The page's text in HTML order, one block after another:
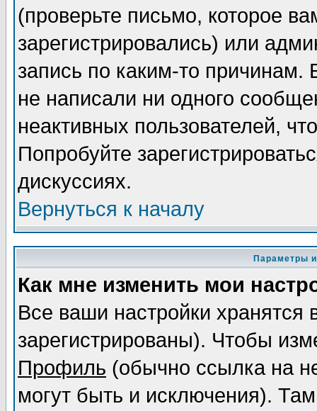
(проверьте письмо, которое
зарегистрировались) или
запись по каким-то
не написали ни одного
неактивных пользователей,
Попробуйте
дискуссиях.
Вернуться к началу
Параметры
Как мне изменить мои
Все ваши настройки
зарегистрированы). Чтобы
Профиль (обычно ссылка на
могут быть и исключения).